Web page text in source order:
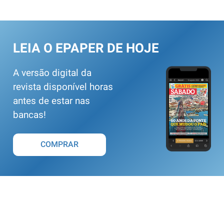
LEIA O EPAPER DE HOJE
A versão digital da
revista disponível horas
antes de estar nas
bancas!
COMPRAR